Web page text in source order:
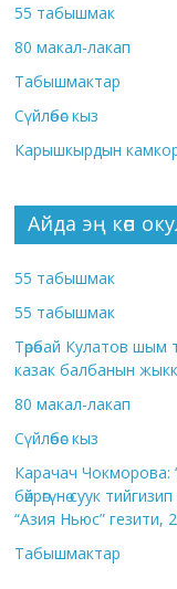
55 табышмак
80 макал-лакап
Табышмактар
Сүйлөбөс кыз
Карышкырдын
Айда эң көп
55 табышмак
55 табышмак
Төрөбай Кулатов
казак балбанын
80 макал-лакап
Сүйлөбөс кыз
Карачач Чокморова:
бөйрөгүнө суук
“Азия Ньюс” гезити,
Табышмактар